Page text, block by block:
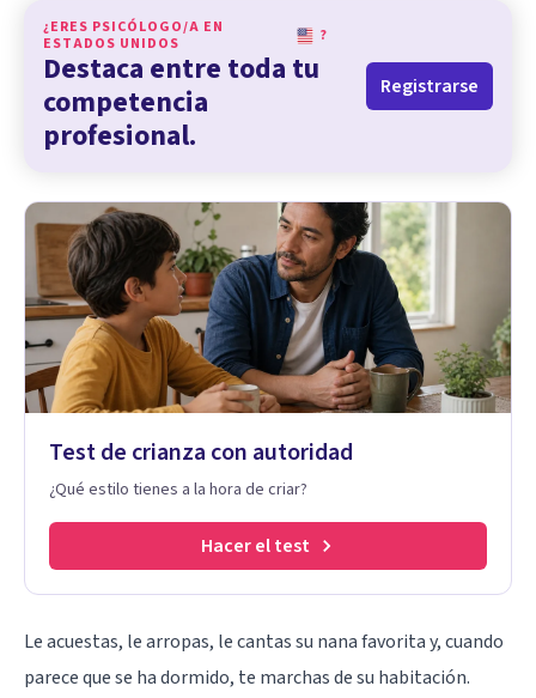
¿ERES PSICÓLOGO/A EN
ESTADOS UNIDOS
?
Destaca entre toda tu
competencia
profesional.
Registrarse
Test de crianza con autoridad
¿Qué estilo tienes a la hora de criar?
Hacer el test
Le acuestas, le arropas, le cantas su nana favorita y, cuando
parece que se ha dormido, te marchas de su habitación.